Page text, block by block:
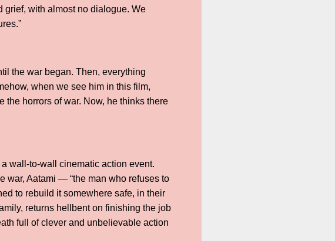
grief, with almost no dialogue. We
the war began. Then, everything
when we see him in this film,
horrors of war. Now, he thinks there
wall-to-wall cinematic action event.
war, Aatami — “the man who refuses to
to rebuild it somewhere safe, in their
returns hellbent on finishing the job
full of clever and unbelievable action